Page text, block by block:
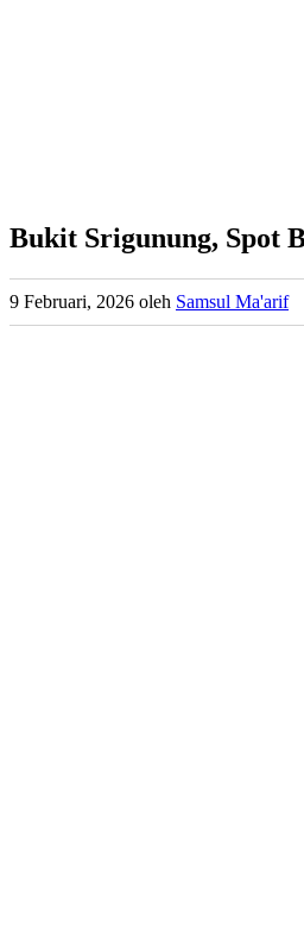
Bukit Srigunung, Spot
9 Februari, 2026 oleh Samsul Ma'arif